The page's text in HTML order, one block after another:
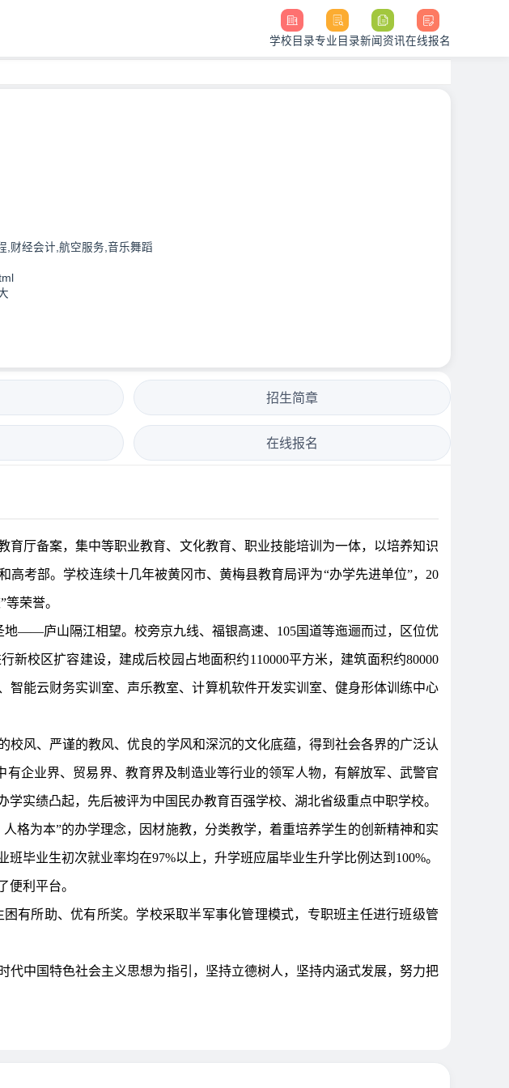
学校目录专业目录新闻资讯在线报名
,财经会计,航空服务,音乐舞蹈
招生简章
在线报名
厅备案，集中等职业教育、文化教育、职业技能培训为一体，以培养知识
考部。学校连续十几年被黄冈市、黄梅县教育局评为“办学先进单位”，20
荣誉。
——庐山隔江相望。校旁京九线、福银高速、105国道等迤逦而过，区位优
校区扩容建设，建成后校园占地面积约110000平方米，建筑面积约80000
能云财务实训室、声乐教室、计算机软件开发实训室、健身形体训练中心
风、严谨的教风、优良的学风和深沉的文化底蕴，得到社会各界的广泛认
企业界、贸易界、教育界及制造业等行业的领军人物，有解放军、武警官
实绩凸起，先后被评为中国民办教育百强学校、湖北省级重点中职学校。
格为本”的办学理念，因材施教，分类教学，着重培养学生的创新精神和实
毕业生初次就业率均在97%以上，升学班应届毕业生升学比例达到100%。
便利平台。
有所助、优有所奖。学校采取半军事化管理模式，专职班主任进行班级管
中国特色社会主义思想为指引，坚持立德树人，坚持内涵式发展，努力把